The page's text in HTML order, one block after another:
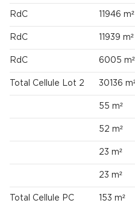
RdC 11946 m²
RdC 11939 m²
RdC 6005 m²
Total Cellule Lot 2 30136
55 m²
52 m²
23 m²
23 m²
Total Cellule PC 153 m²